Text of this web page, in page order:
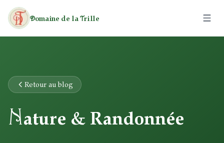
Domaine de la Trille
Les Roulottes
Les Gîtes
Retour au blog
Nature & Randonnée